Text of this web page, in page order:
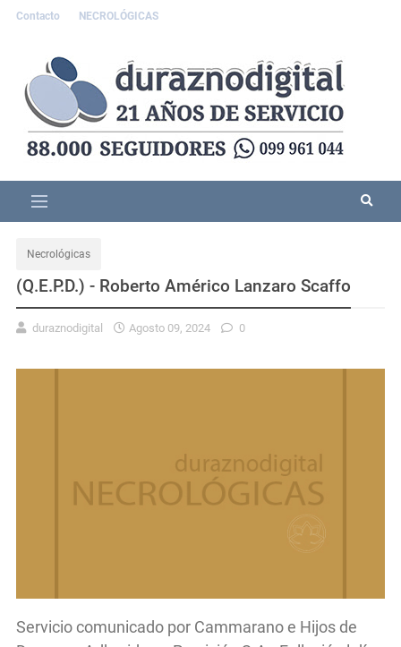
Contacto NECROLÓGICAS
Necrológicas
(Q.E.P.D.) - Roberto Américo Lanzaro Scaffo
duraznodigital Agosto 09, 2024 0
Servicio comunicado por Cammarano e Hijos de